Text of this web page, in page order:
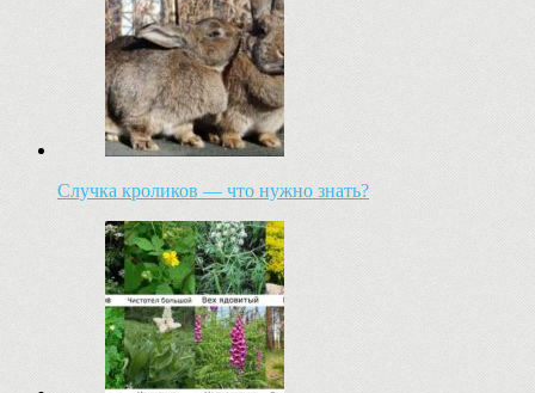
Случка кроликов — что нужно знать?